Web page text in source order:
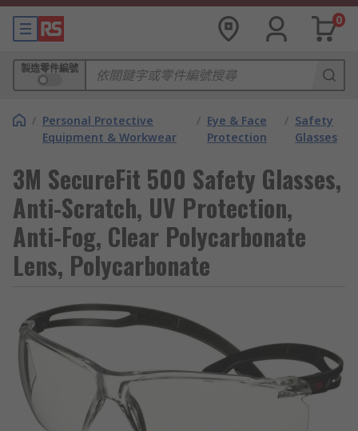
0
製造零件編號
/ Personal Protective
Equipment & Workwear
/ Eye & Face
Protection
/ Safety
Glasses
3M SecureFit 500 Safety Glasses,
Anti-Scratch, UV Protection,
Anti-Fog, Clear Polycarbonate
Lens, Polycarbonate